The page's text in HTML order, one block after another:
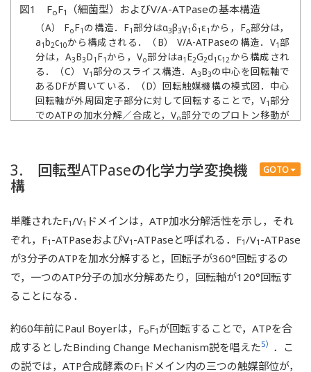
図1 FoF1 （細菌型）およびV/A-ATPaseの基本構造
（A） FoF1 の構造．F1 部分はα3β3γ1δ1ε1 から，Fo部分は，
a1b2c10から構成される．（B） V/A-ATPaseの構造．V1 部
分は，A3B3D1 F1 から，Vo部分はa1 E2G2d1c12 から構成され
る．（C） V1 部分のスライス構造．A3B3の中心を回転軸で
あるDFが貫いている．（D）回転触媒機構の模式図．中心
回転軸が外周固定子部分に対して回転することで，V1 部分
でのATPの加水分解／合成と，Vo部分でのプロトン移動が
GOTO
3. 回転型ATPaseの化学力学変換機
構
単離されたF1/V1 ドメインは，ATP加水分解活性を示し，それ
ぞれ，F1 -ATPaseおよびV1 -ATPaseと呼ばれる．F1/V1 -ATPase
が3分子のATPを加水分解すると，回転子が360°回転するの
で，一つのATP分子の加水分解あたり，回転軸が120°回転す
ることになる．
約60年前にPaul Boyerは，FoF1 が回転することで，ATPを合
成するとしたBinding Change Mechanism説を唱えた5） ．こ
の説では，ATP合成酵素のF1 ドメイン内の三つの触媒部位が，